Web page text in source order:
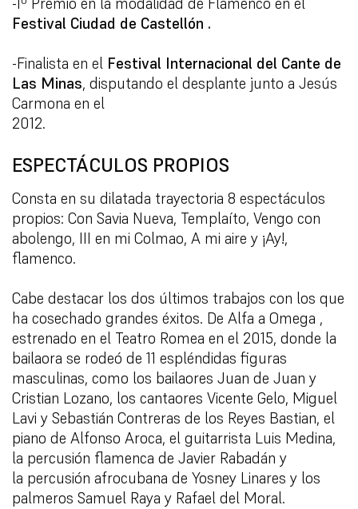
Festival Ciudad de Castellón .
-Finalista en el Festival Internacional del Cante de
Las Minas, disputando el desplante junto a Jesús
Carmona en el
2012.
ESPECTÁCULOS PROPIOS
Consta en su dilatada trayectoria 8 espectáculos
propios: Con Savia Nueva, Templaíto, Vengo con
abolengo, III en mi Colmao, A mi aire y ¡Ay!,
flamenco.
Cabe destacar los dos últimos trabajos con los que
ha cosechado grandes éxitos. De Alfa a Omega ,
estrenado en el Teatro Romea en el 2015, donde la
bailaora se rodeó de 11 espléndidas figuras
masculinas, como los bailaores Juan de Juan y
Cristian Lozano, los cantaores Vicente Gelo, Miguel
Lavi y Sebastián Contreras de los Reyes Bastian, el
piano de Alfonso Aroca, el guitarrista Luis Medina,
la percusión flamenca de Javier Rabadán y
la percusión afrocubana de Yosney Linares y los
palmeros Samuel Raya y Rafael del Moral.